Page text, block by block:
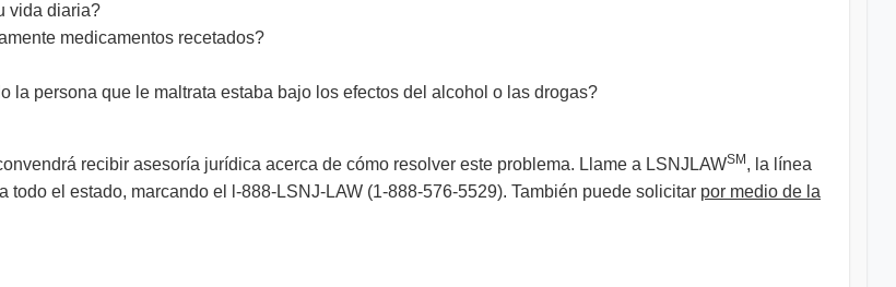
vida diaria?
medicamentos recetados?
persona que le maltrata estaba bajo los efectos del alcohol o las drogas?
recibir asesoría jurídica acerca de cómo resolver este problema. Llame a LSNJLAWSM , la línea
el estado, marcando el l-888-LSNJ-LAW (1-888-576-5529). También puede solicitar por medio de la